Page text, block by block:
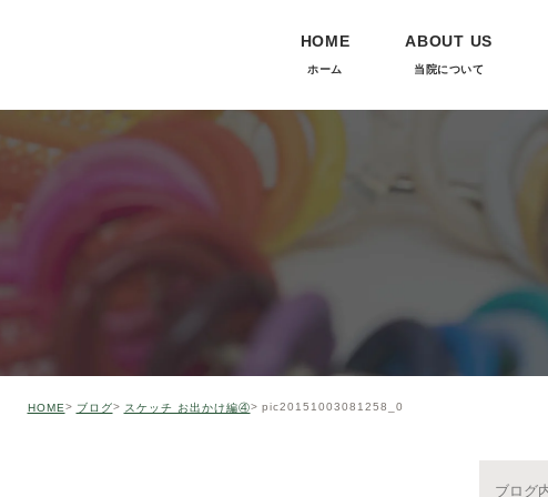
HOME
ホーム
ABOUT US
当院について
HOME ブログ スケッチ お出かけ編④ pic20151003081258_0